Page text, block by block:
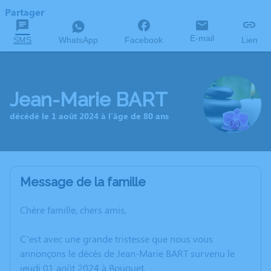
Partager
SMS WhatsApp Facebook E-mail Lien
Jean-Marie BART
décédé le 1 août 2024 à l'âge de 80 ans
Message de la famille
Chère famille, chers amis,
C’est avec une grande tristesse que nous vous
annonçons le décès de Jean-Marie BART survenu le
jeudi 01 août 2024 à Bouquet.